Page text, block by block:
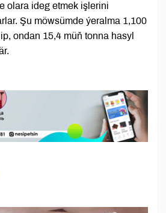
olara ideg etmek işlerini
Şu möwsümde ýeralma 1,100
ondan 15,4 müň tonna hasyl